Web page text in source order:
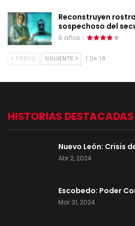
Reconstruyen
sospechoso del
6 años
PREVIO SIGUIENTE 1 De 18
HISTORIAS DESTACADAS
Nuevo León: Crisis
Abr 2, 2024
Escobedo: Poder
Mar 31, 2024